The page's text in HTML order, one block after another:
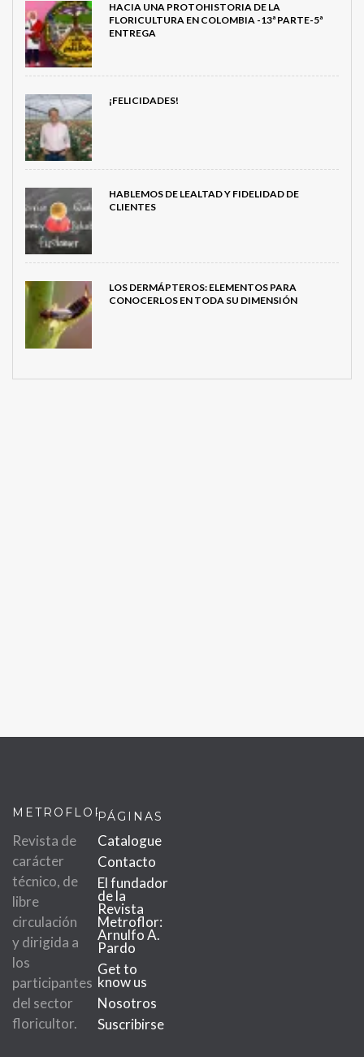
HACIA UNA PROTOHISTORIA DE LA
FLORICULTURA EN COLOMBIA -13ª PARTE-5ª
ENTREGA
¡FELICIDADES!
HABLEMOS DE LEALTAD Y FIDELIDAD DE
CLIENTES
LOS DERMÁPTEROS: ELEMENTOS PARA
CONOCERLOS EN TODA SU DIMENSIÓN
METROFLOR
Revista de
carácter
técnico, de
libre
circulación
y dirigida a
los
participantes
del sector
floricultor.
PÁGINAS
Catalogue
Contacto
El fundador
de la
Revista
Metroflor:
Arnulfo A.
Pardo
Get to
know us
Nosotros
Suscribirse